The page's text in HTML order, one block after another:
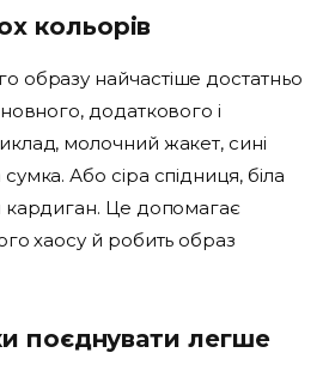
кольорів
образу найчастіше достатньо
додаткового і
молочний жакет, сині
Або сіра спідниця, біла
кардиган. Це допомагає
хаосу й робить образ
поєднувати легше